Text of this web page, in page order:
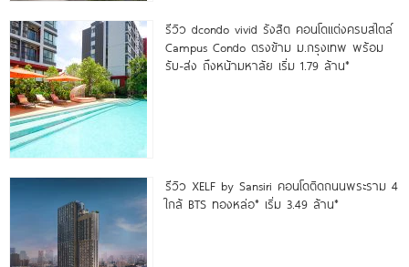
รีวิว dcondo vivid รังสิต คอนโดแต่งครบสไตล์
Campus Condo ตรงข้าม ม.กรุงเทพ พร้อม
รับ-ส่ง ถึงหน้ามหาลัย เริ่ม 1.79 ล้าน*
รีวิว XELF by Sansiri คอนโดติดถนนพระราม 4
ใกล้ BTS ทองหล่อ* เริ่ม 3.49 ล้าน*